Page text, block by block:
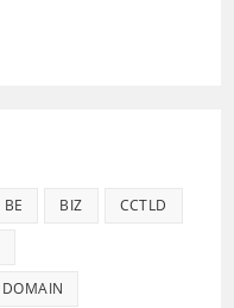
BE BIZ CCTLD
DOMAIN